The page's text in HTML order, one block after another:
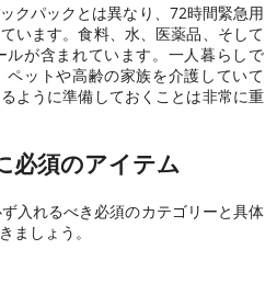
クパックとは異なり、72時間緊急用
います。食料、水、医薬品、そして
が含まれています。一人暮らしで
ペットや高齢の家族を介護していて
ように準備しておくことは非常に重
必須のアイテム
入れるべき必須のカテゴリーと具体
ましょう。